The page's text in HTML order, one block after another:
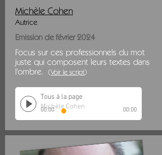
Michèle Cohen
Autrice
Emission de février 2024
Focus sur ces professionnels du mot
juste qui composent leurs textes dans
l'ombre.
(Voir le script)
Tous à la page
Michèle Cohen
00:00 00:00